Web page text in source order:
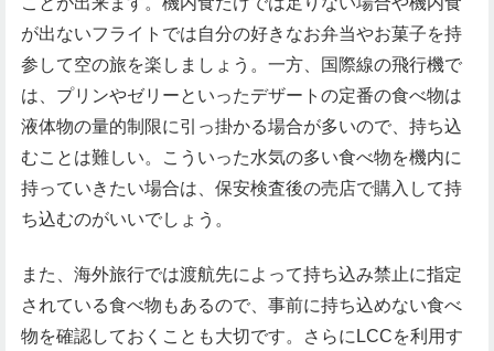
が出ないフライトでは自分の好きなお弁当やお菓子を持
参して空の旅を楽しましょう。一方、国際線の飛行機で
は、プリンやゼリーといったデザートの定番の食べ物は
液体物の量的制限に引っ掛かる場合が多いので、持ち込
むことは難しい。こういった水気の多い食べ物を機内に
持っていきたい場合は、保安検査後の売店で購入して持
ち込むのがいいでしょう。
また、海外旅行では渡航先によって持ち込み禁止に指定
されている食べ物もあるので、事前に持ち込めない食べ
物を確認しておくことも大切です。さらにLCCを利用す